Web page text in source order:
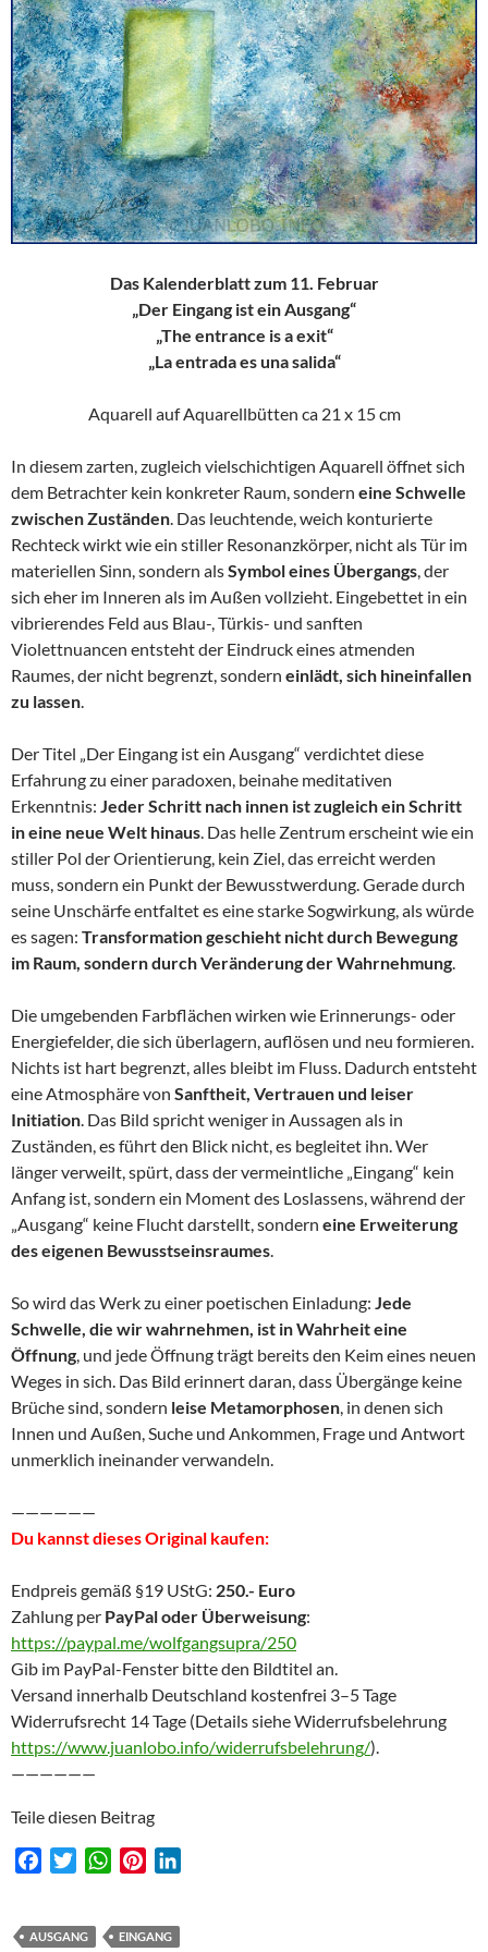
Das Kalenderblatt zum 11. Februar
„Der Eingang ist ein Ausgang“
„The entrance is a exit“
„La entrada es una salida“
Aquarell auf Aquarellbütten ca 21 x 15 cm
In diesem zarten, zugleich vielschichtigen Aquarell öffnet sich
dem Betrachter kein konkreter Raum, sondern eine Schwelle
zwischen Zuständen. Das leuchtende, weich konturierte
Rechteck wirkt wie ein stiller Resonanzkörper, nicht als Tür im
materiellen Sinn, sondern alsSymbol eines Übergangs, der
sich eher im Inneren als im Außen vollzieht. Eingebettet in ein
vibrierendes Feld aus Blau-, Türkis- und sanften
Violettnuancen entsteht der Eindruck eines atmenden
Raumes, der nicht begrenzt, sondern einlädt, sich hineinfallen
zu lassen.
Der Titel „Der Eingang ist ein Ausgang“ verdichtet diese
Erfahrung zu einer paradoxen, beinahe meditativen
Erkenntnis: Jeder Schritt nach innen ist zugleich ein Schritt
in eine neue Welt hinaus. Das helle Zentrum erscheint wie ein
stiller Pol der Orientierung, kein Ziel, das erreicht werden
muss, sondern ein Punkt der Bewusstwerdung. Gerade durch
seine Unschärfe entfaltet es eine starke Sogwirkung, als würde
es sagen: Transformation geschieht nicht durch Bewegung
im Raum, sondern durch Veränderung der Wahrnehmung.
Die umgebenden Farbflächen wirken wie Erinnerungs- oder
Energiefelder, die sich überlagern, auflösen und neu formieren.
Nichts ist hart begrenzt, alles bleibt im Fluss. Dadurch entsteht
eine Atmosphäre von Sanftheit, Vertrauen und leiser
Initiation. Das Bild spricht weniger in Aussagen als in
Zuständen, es führt den Blick nicht, es begleitet ihn. Wer
länger verweilt, spürt, dass der vermeintliche „Eingang“ kein
Anfang ist, sondern ein Moment des Loslassens, während der
„Ausgang“ keine Flucht darstellt, sondern eine Erweiterung
des eigenen Bewusstseinsraumes.
So wird das Werk zu einer poetischen Einladung: Jede
Schwelle, die wir wahrnehmen, ist in Wahrheit eine
Öffnung, und jede Öffnung trägt bereits den Keim eines neuen
Weges in sich. Das Bild erinnert daran, dass Übergänge keine
Brüche sind, sondern leise Metamorphosen, in denen sich
Innen und Außen, Suche und Ankommen, Frage und Antwort
unmerklich ineinander verwandeln.
——————
Du kannst dieses Original kaufen:
Endpreis gemäß §19 UStG: 250.- Euro
Zahlung per PayPal oder Überweisung:
https://paypal.me/wolfgangsupra/250
Gib im PayPal-Fenster bitte den Bildtitel an.
Versand innerhalb Deutschland kostenfrei 3–5 Tage
Widerrufsrecht 14 Tage (Details siehe Widerrufsbelehrung
https://www.juanlobo.info/widerrufsbelehrung/).
——————
Teile diesen Beitrag
e
t
W
t
t
AUSGANG EINGANG